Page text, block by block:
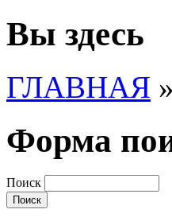
Вы здесь
ГЛАВНАЯ »
Форма
Поиск